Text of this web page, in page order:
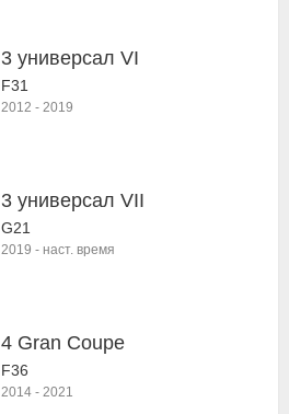
3 универсал VI
F31
2012 - 2019
3 универсал VII
G21
2019 - наст. время
4 Gran Coupe
F36
2014 - 2021